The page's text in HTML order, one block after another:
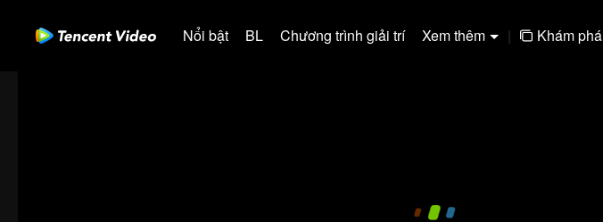
Nổi bật BL Chương trình giải trí Xem thêm | Khám phá